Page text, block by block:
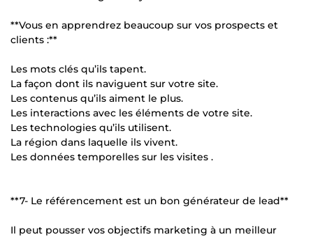
**Vous en apprendrez beaucoup sur vos prospects et
clients :**
Les mots clés qu’ils tapent.
La façon dont ils naviguent sur votre site.
Les contenus qu’ils aiment le plus.
Les interactions avec les éléments de votre site.
Les technologies qu’ils utilisent.
La région dans laquelle ils vivent.
Les données temporelles sur les visites .
**7- Le référencement est un bon générateur de lead**
Il peut pousser vos objectifs marketing à un meilleur